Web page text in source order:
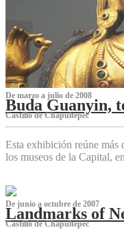
De marzo a julio de 2008
Buda Guanyin,
Castillo de Chapultepec
Esta exhibición reúne más
los museos de la Capital,
De junio a octubre de 2007
Landmarks of
Castillo de Chapultepec